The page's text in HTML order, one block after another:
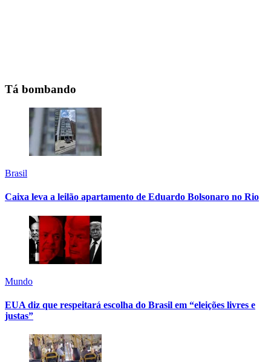
Tá bombando
Brasil
Caixa leva a leilão apartamento de Eduardo Bolsonaro no Rio
Mundo
EUA diz que respeitará escolha do Brasil em “eleições livres e
justas”